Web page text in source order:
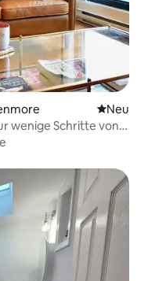
Neue
Neu
wenige Schritte von